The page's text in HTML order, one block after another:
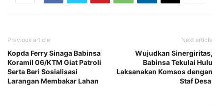
Previous article
Kopda Ferry Sinaga Babinsa
Koramil 06/KTM Giat Patroli
Serta Beri Sosialisasi
Larangan Membakar Lahan
Next article
Wujudkan Sinergiritas,
Babinsa Tekulai Hulu
Laksanakan Komsos dengan
Staf Desa